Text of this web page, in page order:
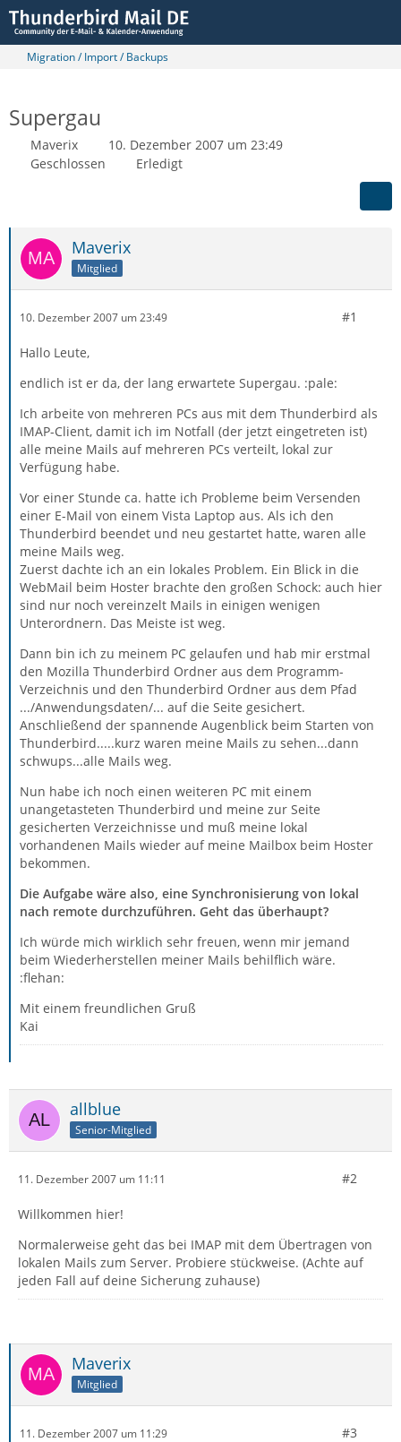
Migration / Import / Backups
Supergau
Maverix
10. Dezember 2007 um 23:49
Geschlossen
Erledigt
Maverix
Mitglied
10. Dezember 2007 um 23:49 #1
Hallo Leute,
endlich ist er da, der lang erwartete Supergau. :pale:
Ich arbeite von mehreren PCs aus mit dem Thunderbird als
IMAP-Client, damit ich im Notfall (der jetzt eingetreten ist)
alle meine Mails auf mehreren PCs verteilt, lokal zur
Verfügung habe.
Vor einer Stunde ca. hatte ich Probleme beim Versenden
einer E-Mail von einem Vista Laptop aus. Als ich den
Thunderbird beendet und neu gestartet hatte, waren alle
meine Mails weg.
Zuerst dachte ich an ein lokales Problem. Ein Blick in die
WebMail beim Hoster brachte den großen Schock: auch hier
sind nur noch vereinzelt Mails in einigen wenigen
Unterordnern. Das Meiste ist weg.
Dann bin ich zu meinem PC gelaufen und hab mir erstmal
den Mozilla Thunderbird Ordner aus dem Programm-
Verzeichnis und den Thunderbird Ordner aus dem Pfad
.../Anwendungsdaten/... auf die Seite gesichert.
Anschließend der spannende Augenblick beim Starten von
Thunderbird.....kurz waren meine Mails zu sehen...dann
schwups...alle Mails weg.
Nun habe ich noch einen weiteren PC mit einem
unangetasteten Thunderbird und meine zur Seite
gesicherten Verzeichnisse und muß meine lokal
vorhandenen Mails wieder auf meine Mailbox beim Hoster
bekommen.
Die Aufgabe wäre also, eine Synchronisierung von lokal
nach remote durchzuführen. Geht das überhaupt?
Ich würde mich wirklich sehr freuen, wenn mir jemand
beim Wiederherstellen meiner Mails behilflich wäre.
:flehan:
Mit einem freundlichen Gruß
Kai
allblue
Senior-Mitglied
11. Dezember 2007 um 11:11 #2
Willkommen hier!
Normalerweise geht das bei IMAP mit dem Übertragen von
lokalen Mails zum Server. Probiere stückweise. (Achte auf
jeden Fall auf deine Sicherung zuhause)
Maverix
Mitglied
11. Dezember 2007 um 11:29 #3